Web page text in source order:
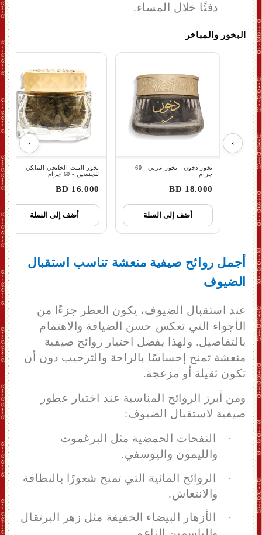
دفئًا خلال المساء.
البخور والمباخر
‹
بخور دخون - بخور عربي - 60
جرام
18.000 BD
أضف إلى السلة
بخور البیت الخلیجي الملكي -
للجنسين - 60 جرام
16.000 BD
أضف إلى السلة
›
أجمل روائح صيفية منعشة تناسب استقبال
الضيوف
عند استقبال الضيوف، يكون العطر جزءًا من
الأجواء التي تعكس حسن الضيافة والاهتمام
بالتفاصيل. ولهذا يفضل اختيار روائح صيفية
منعشة تمنح إحساسًا بالراحة والترحيب دون أن
تكون ثقيلة أو مزعجة.
ومن أبرز الروائح المناسبة عند اختيار عطور
صيفية لاستقبال الضيوف:
·
النفحات الحمضية مثل البرغموت
والليمون واليوسفي.
·
الروائح المائية التي تمنح شعورًا بالنظافة
والانتعاش.
·
الأزهار البيضاء الخفيفة مثل زهر البرتقال